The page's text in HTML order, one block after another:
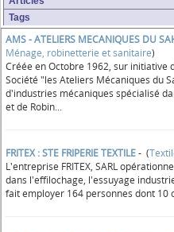
Tags
AMS - ATELIERS MECANIQUES DU
Ménage, robinetterie et sanitaire)
Créée en Octobre 1962, sur initiative
Société "les Ateliers Mécaniques du
d'industries mécaniques spécialisé
et de Robin...
FRITEX : STE FRIPERIE TEXTILE- (
L'entreprise FRITEX, SARL
dans l'effilochage, l'essuyage
fait employer 164 personnes dont 10